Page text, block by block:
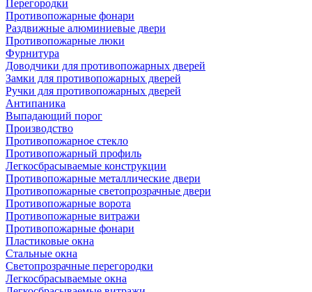
Перегородки
Противопожарные фонари
Раздвижные алюминиевые двери
Противопожарные люки
Фурнитура
Доводчики для противопожарных дверей
Замки для противопожарных дверей
Ручки для противопожарных дверей
Антипаника
Выпадающий порог
Производство
Противопожарное стекло
Противопожарный профиль
Легкосбрасываемые конструкции
Противопожарные металлические двери
Противопожарные светопрозрачные двери
Противопожарные ворота
Противопожарные витражи
Противопожарные фонари
Пластиковые окна
Стальные окна
Светопрозрачные перегородки
Легкосбрасываемые окна